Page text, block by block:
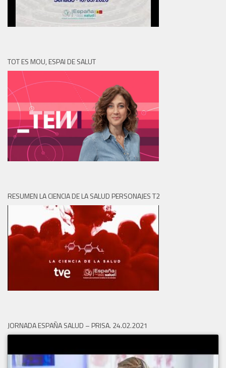
TOT ES MOU, ESPAI DE SALUT
RESUMEN LA CIENCIA DE LA SALUD PERSONAJES T2
JORNADA ESPAÑA SALUD – PRISA. 24.02.2021